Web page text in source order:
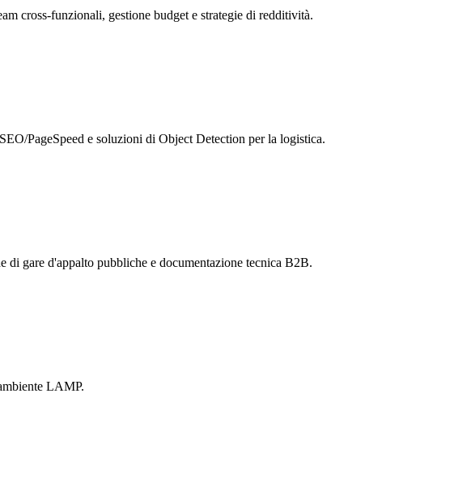
cross-funzionali, gestione budget e strategie di redditività.
PageSpeed e soluzioni di Object Detection per la logistica.
gare d'appalto pubbliche e documentazione tecnica B2B.
LAMP.